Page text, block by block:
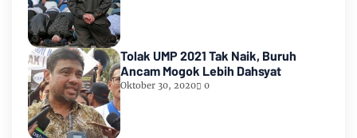
Tolak UMP 2021 Tak Naik, Buruh
Ancam Mogok Lebih Dahsyat
Oktober 30, 2020 0